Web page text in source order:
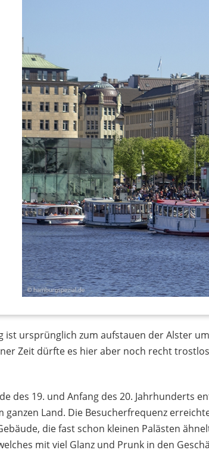
ist ursprünglich zum aufstauen der Alster
Zeit dürfte es hier aber noch recht
des 19. und Anfang des 20. Jahrhunderts
ganzen Land. Die Besucherfrequenz
die fast schon kleinen Palästen
mit viel Glanz und Prunk in den